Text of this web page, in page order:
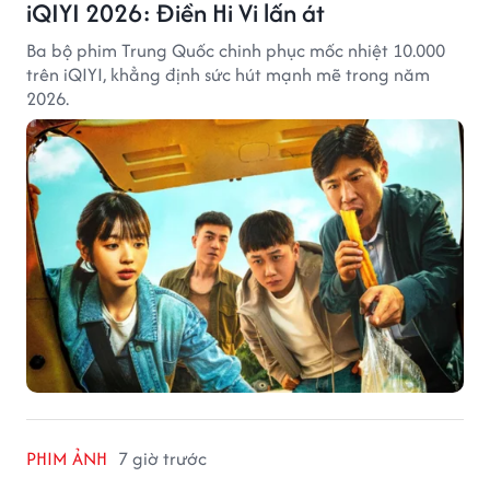
iQIYI 2026: Điền Hi Vi lấn át
Ba bộ phim Trung Quốc chinh phục mốc nhiệt 10.000
trên iQIYI, khẳng định sức hút mạnh mẽ trong năm
2026.
PHIM ẢNH 7 giờ trước